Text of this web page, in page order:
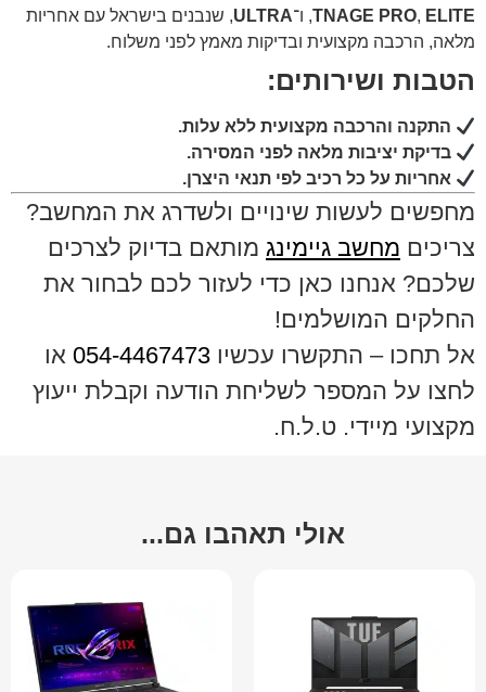
TNAGE PRO, ELITE , ו־ULTRA, שנבנים בישראל עם אחריות
מלאה, הרכבה מקצועית ובדיקות מאמץ לפני משלוח.
הטבות ושירותים:
התקנה והרכבה מקצועית ללא עלות.
בדיקת יציבות מלאה לפני המסירה.
אחריות על כל רכיב לפי תנאי היצרן.
מחפשים לעשות שינויים ולשדרג את המחשב?
צריכים מחשב גיימינג מותאם בדיוק לצרכים
שלכם? אנחנו כאן כדי לעזור לכם לבחור את
החלקים המושלמים!
אל תחכו – התקשרו עכשיו 054-4467473 או
לחצו על המספר לשליחת הודעה וקבלת ייעוץ
מקצועי מיידי. ט.ל.ח.
אולי תאהבו גם...